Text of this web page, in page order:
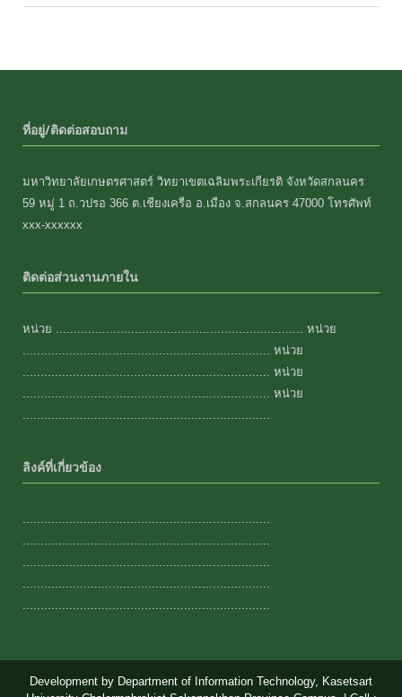
ที่อยู่/ติดต่อสอบถาม
มหาวิทยาลัยเกษตรศาสตร์ วิทยาเขตเฉลิมพระเกียรติ จังหวัดสกลนคร
59 หมู่ 1 ถ.วปรอ 366 ต.เชียงเครือ อ.เมือง จ.สกลนคร 47000 โทรศัพท์
xxx-xxxxxx
ติดต่อส่วนงานภายใน
หน่วย ..................................................................... หน่วย
..................................................................... หน่วย
..................................................................... หน่วย
..................................................................... หน่วย
.....................................................................
ลิงค์ที่เกี่ยวข้อง
.....................................................................
.....................................................................
.....................................................................
.....................................................................
.....................................................................
Development by Department of Information Technology, Kasetsart